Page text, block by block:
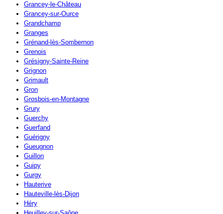
Grancey-le-Château
Grancey-sur-Ource
Grandchamp
Granges
Grénand-lès-Sombernon
Grenois
Grésigny-Sainte-Reine
Grignon
Grimault
Gron
Grosbois-en-Montagne
Grury
Guerchy
Guerfand
Guérigny
Gueugnon
Guillon
Guipy
Gurgy
Hauterive
Hauteville-lès-Dijon
Héry